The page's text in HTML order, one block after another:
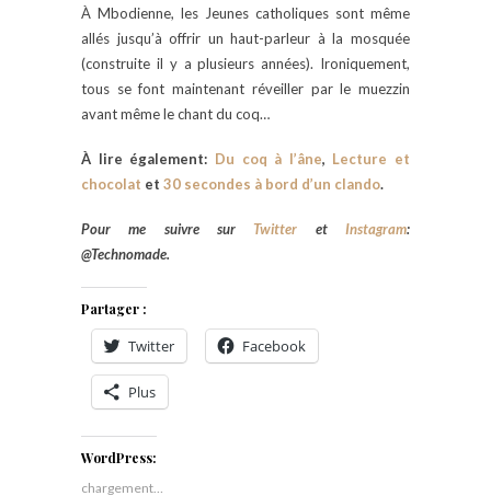
À Mbodienne, les Jeunes catholiques sont même
allés jusqu’à offrir un haut-parleur à la mosquée
(construite il y a plusieurs années). Ironiquement,
tous se font maintenant réveiller par le muezzin
avant même le chant du coq…
À lire également: Du coq à l’âne, Lecture et
chocolat et 30 secondes à bord d’un clando.
Pour me suivre sur Twitter etInstagram:
@Technomade.
Partager :
Twitter Facebook
Plus
WordPress:
chargement…